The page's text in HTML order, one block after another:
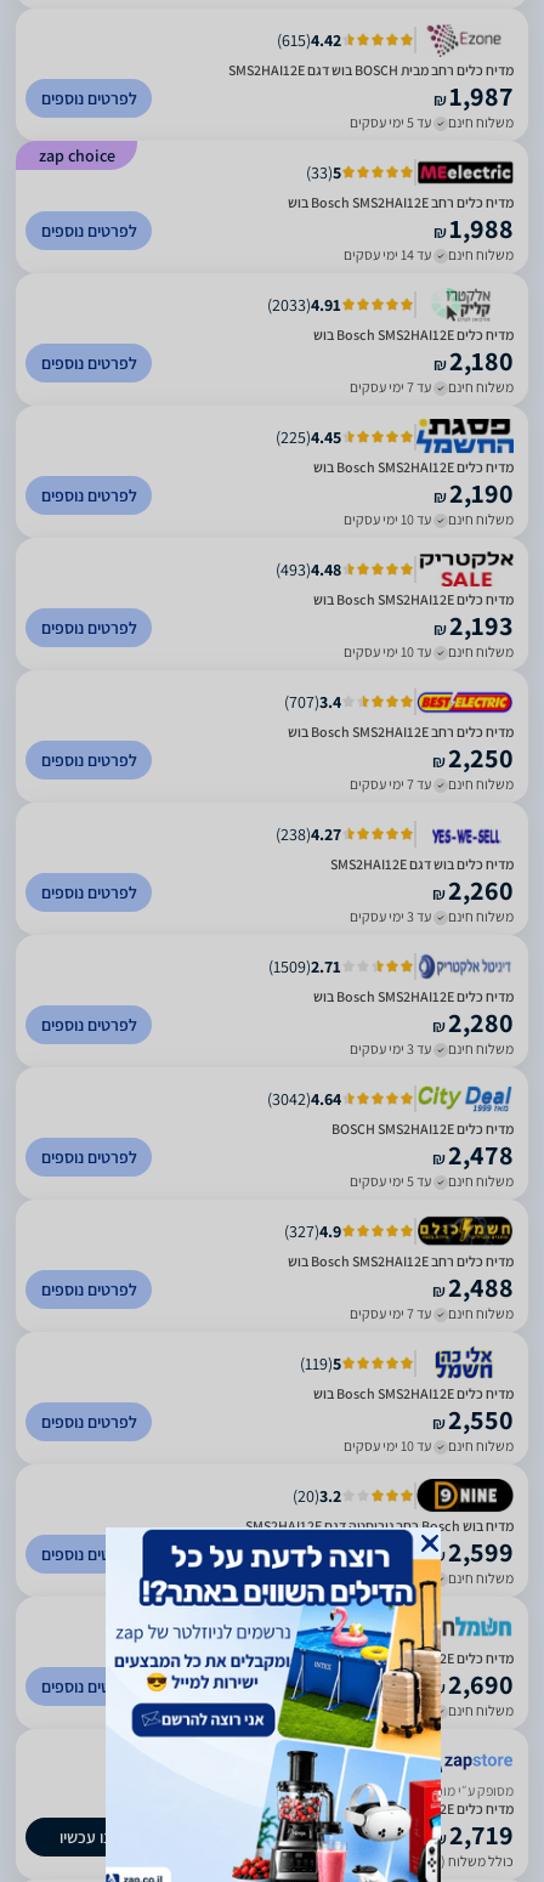
4.42
(
615
)
מדיח כלים רחב מבית BOSCH בוש דגם SMS2HAI12E
₪1,987
משלוח חינם עד 5 ימי עסקים
לפרטים נוספים
zap choice
5
(
33
)
מדיח כלים ‏רחב Bosch SMS2HAI12E בוש
₪1,988
משלוח חינם עד 14 ימי עסקים
לפרטים נוספים
4.91
(
2033
)
מדיח כלים Bosch SMS2HAI12E בוש
₪2,180
משלוח חינם עד 7 ימי עסקים
לפרטים נוספים
4.45
(
225
)
מדיח כלים Bosch SMS2HAI12E בוש
₪2,190
משלוח חינם עד 10 ימי עסקים
לפרטים נוספים
4.48
(
493
)
מדיח כלים Bosch SMS2HAI12E בוש
₪2,193
משלוח חינם עד 10 ימי עסקים
לפרטים נוספים
3.4
(
707
)
מדיח כלים ‏רחב Bosch SMS2HAI12E בוש
₪2,250
משלוח חינם עד 7 ימי עסקים
לפרטים נוספים
4.27
(
238
)
מדיח כלים בוש דגם SMS2HAI12E
₪2,260
משלוח חינם עד 3 ימי עסקים
לפרטים נוספים
2.71
(
1509
)
מדיח כלים Bosch SMS2HAI12E בוש
₪2,280
משלוח חינם עד 3 ימי עסקים
לפרטים נוספים
4.64
(
3042
)
מדיח כלים BOSCH SMS2HAI12E
₪2,478
משלוח חינם עד 5 ימי עסקים
לפרטים נוספים
4.9
(
327
)
מדיח כלים ‏רחב Bosch SMS2HAI12E בוש
₪2,488
משלוח חינם עד 7 ימי עסקים
לפרטים נוספים
5
(
119
)
מדיח כלים Bosch SMS2HAI12E בוש
₪2,550
משלוח חינם עד 10 ימי עסקים
לפרטים נוספים
3.2
(
20
)
מדיח בוש Bosch רחב נירוסטה דגם SMS2HAI12E
₪2,599
משלוח חינם עד 7 ימי עסקים
לפרטים נוספים
4.66
(
418
)
מדיח כלים Bosch SMS2HAI12E בוש דמוי נירוסטה
₪2,690
משלוח חינם עד 5 ימי עסקים
לפרטים נוספים
ביטחון בשירות
מסופק ע״י מוכר חיצוני
מדיח כלים Bosch SMS2HAI12E בוש דמוי נירוסטה
₪2,719
כולל משלוח (29 ₪) עד 7 ימי עסקים
קנו עכשיו